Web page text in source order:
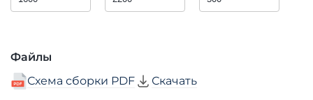
Файлы
Схема сборки PDF
Скачать